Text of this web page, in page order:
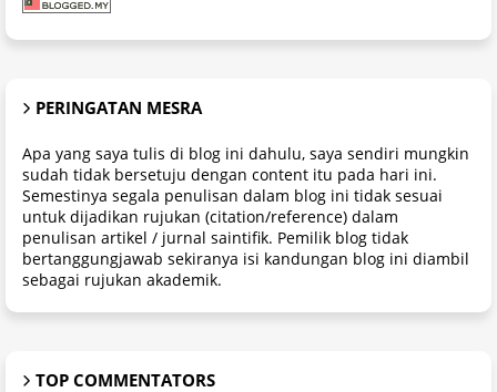
PERINGATAN MESRA
Apa yang saya tulis di blog ini dahulu, saya sendiri mungkin
sudah tidak bersetuju dengan content itu pada hari ini.
Semestinya segala penulisan dalam blog ini tidak sesuai
untuk dijadikan rujukan (citation/reference) dalam
penulisan artikel / jurnal saintifik. Pemilik blog tidak
bertanggungjawab sekiranya isi kandungan blog ini diambil
sebagai rujukan akademik.
TOP COMMENTATORS